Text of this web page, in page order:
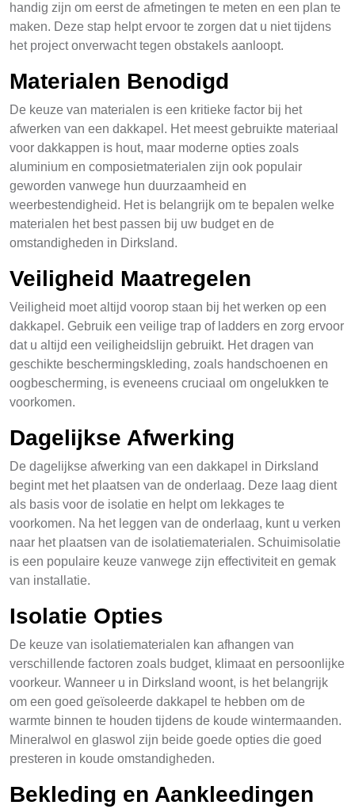
handig zijn om eerst de afmetingen te meten en een plan te
maken. Deze stap helpt ervoor te zorgen dat u niet tijdens
het project onverwacht tegen obstakels aanloopt.
Materialen Benodigd
De keuze van materialen is een kritieke factor bij het
afwerken van een dakkapel. Het meest gebruikte materiaal
voor dakkappen is hout, maar moderne opties zoals
aluminium en composietmaterialen zijn ook populair
geworden vanwege hun duurzaamheid en
weerbestendigheid. Het is belangrijk om te bepalen welke
materialen het best passen bij uw budget en de
omstandigheden in Dirksland.
Veiligheid Maatregelen
Veiligheid moet altijd voorop staan bij het werken op een
dakkapel. Gebruik een veilige trap of ladders en zorg ervoor
dat u altijd een veiligheidslijn gebruikt. Het dragen van
geschikte beschermingskleding, zoals handschoenen en
oogbescherming, is eveneens cruciaal om ongelukken te
voorkomen.
Dagelijkse Afwerking
De dagelijkse afwerking van een dakkapel in Dirksland
begint met het plaatsen van de onderlaag. Deze laag dient
als basis voor de isolatie en helpt om lekkages te
voorkomen. Na het leggen van de onderlaag, kunt u verken
naar het plaatsen van de isolatiematerialen. Schuimisolatie
is een populaire keuze vanwege zijn effectiviteit en gemak
van installatie.
Isolatie Opties
De keuze van isolatiematerialen kan afhangen van
verschillende factoren zoals budget, klimaat en persoonlijke
voorkeur. Wanneer u in Dirksland woont, is het belangrijk
om een goed geïsoleerde dakkapel te hebben om de
warmte binnen te houden tijdens de koude wintermaanden.
Mineralwol en glaswol zijn beide goede opties die goed
presteren in koude omstandigheden.
Bekleding en Aankleedingen